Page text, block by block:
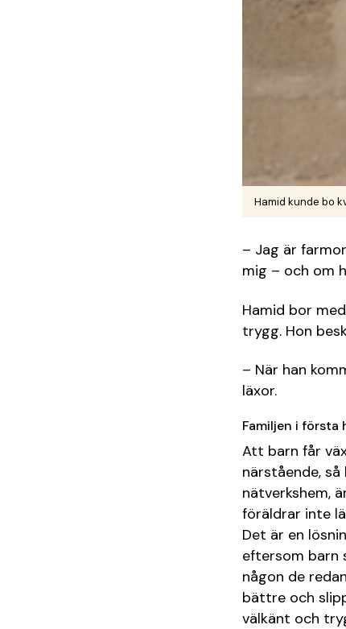
Hamid kunde bo
– Jag är
mig – och om
Hamid bor
trygg. Hon
– När han
läxor.
Familjen i första
Att barn får
närstående,
nätverkshem,
föräldrar inte
Det är en
eftersom barn
någon de
bättre och
välkänt och